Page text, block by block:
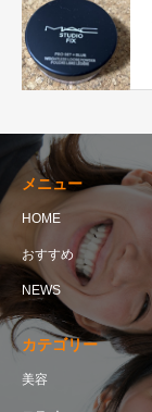
メニュー
HOME
おすすめ
NEWS
カテゴリー
美容